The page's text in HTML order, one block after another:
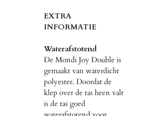
EXTRA
INFORMATIE
Waterafstotend
De Mondi Joy Double is
gemaakt van waterdicht
polyester. Doordat de
klep over de tas heen valt
is de tas goed